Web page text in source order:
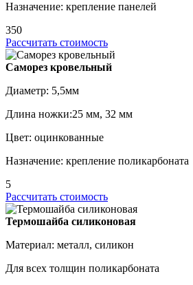
Назначение: крепление панелей
350
Рассчитать стоимость
Саморез кровельный
Диаметр: 5,5мм
Длина ножки:25 мм, 32 мм
Цвет: оцинкованные
Назначение: крепление поликарбоната
5
Рассчитать стоимость
Термошайба силиконовая
Материал: металл, силикон
Для всех толщин поликарбоната